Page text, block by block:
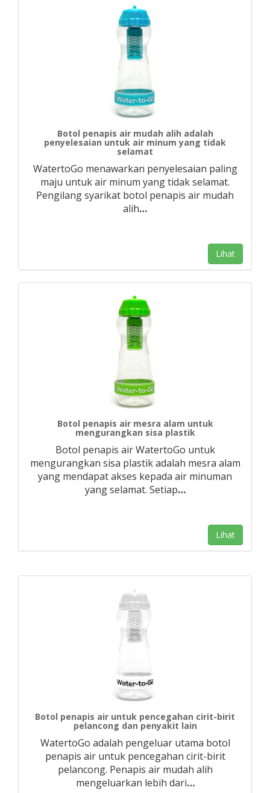
Botol penapis air mudah alih adalah
penyelesaian untuk air minum yang tidak
selamat
WatertoGo menawarkan penyelesaian paling
maju untuk air minum yang tidak selamat.
Pengilang syarikat botol penapis air mudah
alih…
Lihat
Botol penapis air mesra alam untuk
mengurangkan sisa plastik
Botol penapis air WatertoGo untuk
mengurangkan sisa plastik adalah mesra alam
yang mendapat akses kepada air minuman
yang selamat. Setiap…
Lihat
Botol penapis air untuk pencegahan cirit-birit
pelancong dan penyakit lain
WatertoGo adalah pengeluar utama botol
penapis air untuk pencegahan cirit-birit
pelancong. Penapis air mudah alih
mengeluarkan lebih dari…